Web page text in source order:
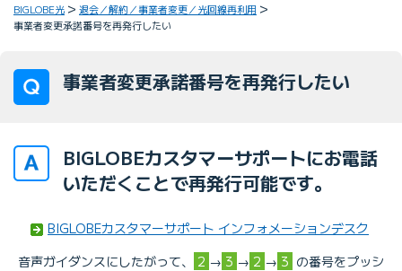
BIGLOBE光
退会／解約／事業者変更／光回線再利用
事業者変更承諾番号を再発行したい
事業者変更承諾番号を再発行したい
BIGLOBEカスタマーサポートにお電話
いただくことで再発行可能です。
BIGLOBEカスタマーサポート インフォメーションデスク
音声ガイダンスにしたがって、
2 → 3 → 2 → 3 の番号をプッシ